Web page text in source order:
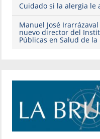
Cuidado si la alergia le
Manuel José
nuevo director del
Públicas en Salud de la